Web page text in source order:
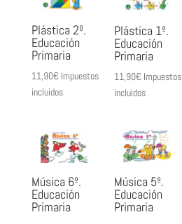
Plástica 2º.
Educación
Primaria
11,90€ Impuestos
incluidos
Plástica 1º.
Educación
Primaria
11,90€ Impuestos
incluidos
Música 6º.
Educación
Primaria
Música 5º.
Educación
Primaria